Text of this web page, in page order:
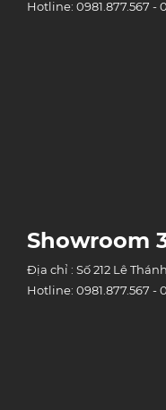
Hotline: 0981.877.567 -
Showroom
Địa chỉ : Số 212 Lê
Hotline: 0981.877.567 -